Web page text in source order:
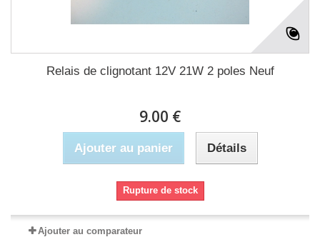
Relais de clignotant 12V 21W 2 poles Neuf
9.00 €
Ajouter au panier Détails
Rupture de stock
Ajouter au comparateur